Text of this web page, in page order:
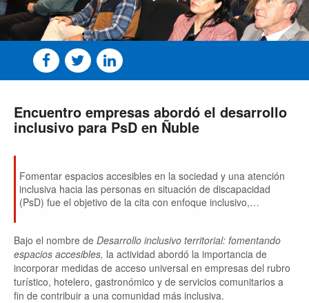
Encuentro empresas abordó el desarrollo
inclusivo para PsD en Ñuble
Fomentar espacios accesibles en la sociedad y una atención
inclusiva hacia las personas en situación de discapacidad
(PsD) fue el objetivo de la cita con enfoque inclusivo,
Bajo el nombre de Desarrollo inclusivo territorial: fomentando
espacios accesibles, la actividad abordó la importancia de
incorporar medidas de acceso universal en empresas del rubro
turístico, hotelero, gastronómico y de servicios comunitarios a
fin de contribuir a una comunidad más inclusiva.